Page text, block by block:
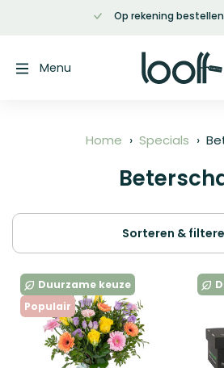
inhoud
Op rekening
Menu
Home Specials
Sorteren &
Duurzame keuze
Populair